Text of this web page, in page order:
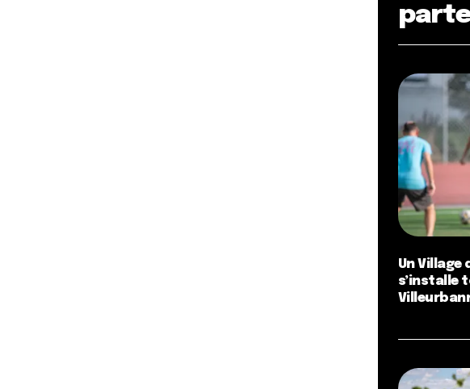
Un
s’installe